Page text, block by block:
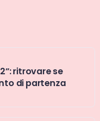
ritrovare se
di partenza